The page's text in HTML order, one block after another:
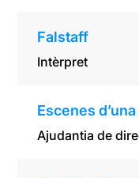
Falstaff
Intèrpret
Escenes
Ajudantia de